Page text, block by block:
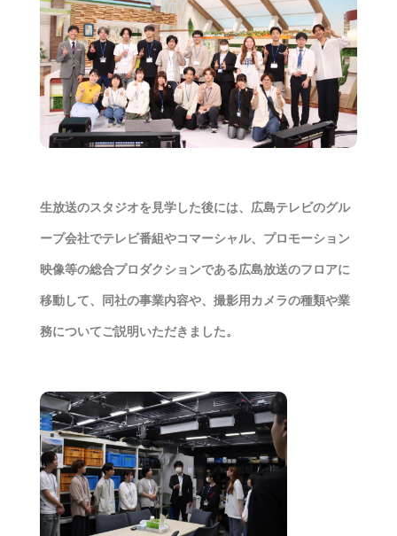
生放送のスタジオを見学した後には、広島テレビのグル
ープ会社でテレビ番組やコマーシャル、プロモーション
映像等の総合プロダクションである広島放送のフロアに
移動して、同社の事業内容や、撮影用カメラの種類や業
務についてご説明いただきました。